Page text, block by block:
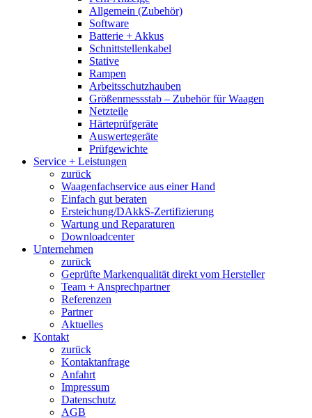
Allgemein (Zubehör)
Software
Batterie + Akkus
Schnittstellenkabel
Stative
Rampen
Arbeitsschutzhauben
Größenmessstab – Zubehör für Waagen
Netzteile
Härteprüfgeräte
Auswertegeräte
Prüfgewichte
Service + Leistungen
zurück
Waagenfachservice aus einer Hand
Einfach gut beraten
Ersteichung/DAkkS-Zertifizierung
Wartung und Reparaturen
Downloadcenter
Unternehmen
zurück
Geprüfte Markenqualität direkt vom Hersteller
Team + Ansprechpartner
Referenzen
Partner
Aktuelles
Kontakt
zurück
Kontaktanfrage
Anfahrt
Impressum
Datenschutz
AGB